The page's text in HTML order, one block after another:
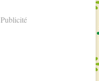
Publicité